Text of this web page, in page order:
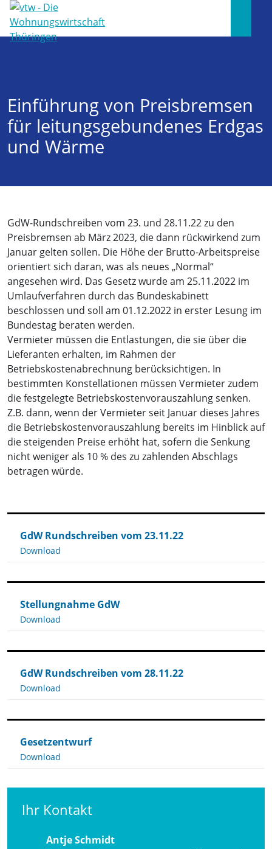
Einführung von Preisbremsen
für leitungsgebundenes Erdgas
und Wärme
GdW-Rundschreiben vom 23. und 28.11.22 zu den
Preisbremsen ab März 2023, die dann rückwirkend zum
Januar gelten sollen. Die Höhe der Brutto-Arbeitspreise
orientiert sich daran, was als neues „Normal“
angesehen wird. Das Gesetz wurde am 25.11.2022 im
Umlaufverfahren durch das Bundeskabinett
beschlossen und soll am 01.12.2022 in erster Lesung im
Bundestag beraten werden.
Vermieter müssen die Entlastungen, die sie über die
Lieferanten erhalten, im Rahmen der
Betriebskostenabrechnung berücksichtigen. In
bestimmten Konstellationen müssen Vermieter zudem
die festgelegte Betriebskostenvorauszahlung senken.
Z.B. dann, wenn der Vermieter seit Januar dieses Jahres
die Betriebskostenvorauszahlung bereits im Hinblick auf
die steigenden Preise erhöht hat, sofern die Senkung
nicht weniger als 10 % des zu zahlenden Abschlags
betragen würde.
GdW Rundschreiben vom 23.11.22
Download
Stellungnahme GdW
Download
GdW Rundschreiben vom 28.11.22
Download
Gesetzentwurf
Download
Ihr Kontakt
Antje Schmidt